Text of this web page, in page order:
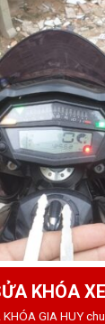
KHÓA
GIA HUY